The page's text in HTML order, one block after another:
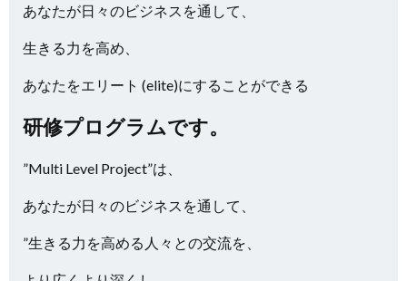
あなたが日々のビジネスを通して、
生きる力を高め、
あなたをエリート (elite)にすることができる
研修プログラムです。
”Multi Level Project”は、
あなたが日々のビジネスを通して、
”生きる力を高める人々との交流を、